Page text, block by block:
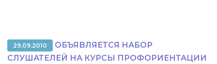
29.09.2010
ОБЪЯВЛЯЕТСЯ НАБОР
СЛУШАТЕЛЕЙ НА КУРСЫ ПРОФОРИЕНТАЦИИ